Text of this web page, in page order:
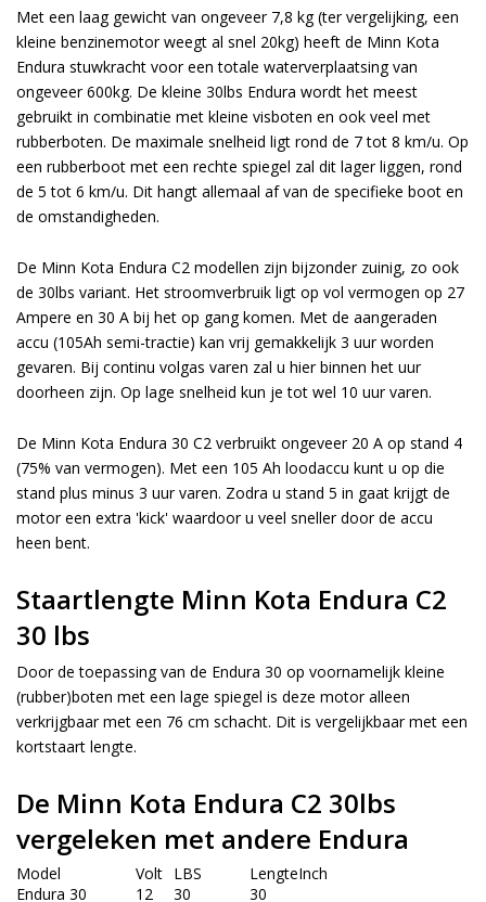
Met een laag gewicht van ongeveer 7,8 kg (ter vergelijking, een
kleine benzinemotor weegt al snel 20kg) heeft de Minn Kota
Endura stuwkracht voor een totale waterverplaatsing van
ongeveer 600kg. De kleine 30lbs Endura wordt het meest
gebruikt in combinatie met kleine visboten en ook veel met
rubberboten. De maximale snelheid ligt rond de 7 tot 8 km/u. Op
een rubberboot met een rechte spiegel zal dit lager liggen, rond
de 5 tot 6 km/u. Dit hangt allemaal af van de specifieke boot en
de omstandigheden.
De Minn Kota Endura C2 modellen zijn bijzonder zuinig, zo ook
de 30lbs variant. Het stroomverbruik ligt op vol vermogen op 27
Ampere en 30 A bij het op gang komen. Met de aangeraden
accu (105Ah semi-tractie) kan vrij gemakkelijk 3 uur worden
gevaren. Bij continu volgas varen zal u hier binnen het uur
doorheen zijn. Op lage snelheid kun je tot wel 10 uur varen.
De Minn Kota Endura 30 C2 verbruikt ongeveer 20 A op stand 4
(75% van vermogen). Met een 105 Ah loodaccu kunt u op die
stand plus minus 3 uur varen. Zodra u stand 5 in gaat krijgt de
motor een extra 'kick' waardoor u veel sneller door de accu
heen bent.
Staartlengte Minn Kota Endura C2
30 lbs
Door de toepassing van de Endura 30 op voornamelijk kleine
(rubber)boten met een lage spiegel is deze motor alleen
verkrijgbaar met een 76 cm schacht. Dit is vergelijkbaar met een
kortstaart lengte.
De Minn Kota Endura C2 30lbs
vergeleken met andere Endura
Model Volt LBS
LengteInch
Endura 30
12 30 30